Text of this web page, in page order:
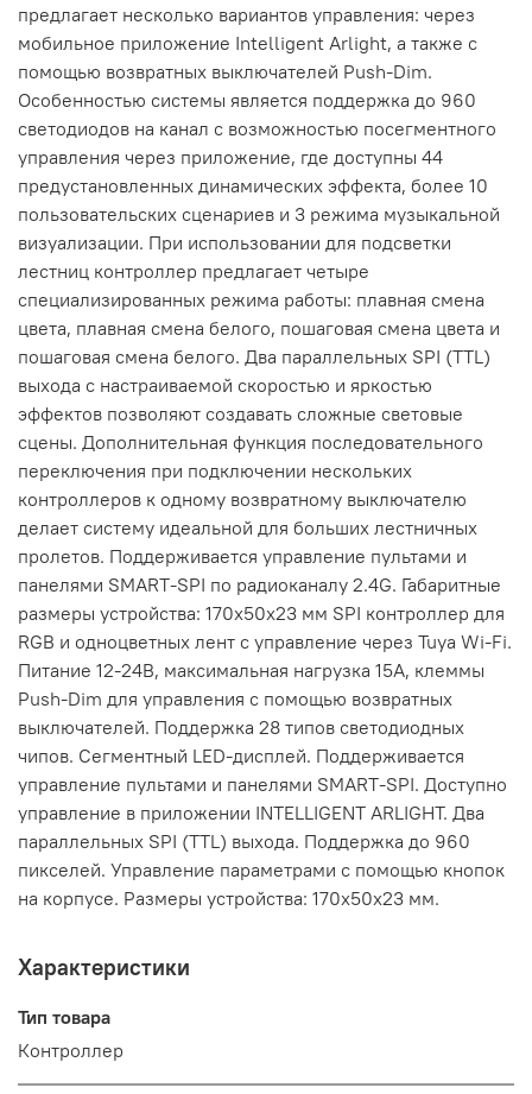
предлагает несколько вариантов управления: через
мобильное приложение Intelligent Arlight, а также с
помощью возвратных выключателей Push-Dim.
Особенностью системы является поддержка до 960
светодиодов на канал с возможностью посегментного
управления через приложение, где доступны 44
предустановленных динамических эффекта, более 10
пользовательских сценариев и 3 режима музыкальной
визуализации. При использовании для подсветки
лестниц контроллер предлагает четыре
специализированных режима работы: плавная смена
цвета, плавная смена белого, пошаговая смена цвета и
пошаговая смена белого. Два параллельных SPI (TTL)
выхода с настраиваемой скоростью и яркостью
эффектов позволяют создавать сложные световые
сцены. Дополнительная функция последовательного
переключения при подключении нескольких
контроллеров к одному возвратному выключателю
делает систему идеальной для больших лестничных
пролетов. Поддерживается управление пультами и
панелями SMART-SPI по радиоканалу 2.4G. Габаритные
размеры устройства: 170x50x23 мм SPI контроллер для
RGB и одноцветных лент c управление через Tuya Wi-Fi.
Питание 12-24В, максимальная нагрузка 15А, клеммы
Push-Dim для управления с помощью возвратных
выключателей. Поддержка 28 типов светодиодных
чипов. Сегментный LED-дисплей. Поддерживается
управление пультами и панелями SMART-SPI. Доступно
управление в приложении INTELLIGENT ARLIGHT. Два
параллельных SPI (TTL) выхода. Поддержка до 960
пикселей. Управление параметрами с помощью кнопок
на корпусе. Размеры устройства: 170x50x23 мм.
Характеристики
Тип товара
Контроллер